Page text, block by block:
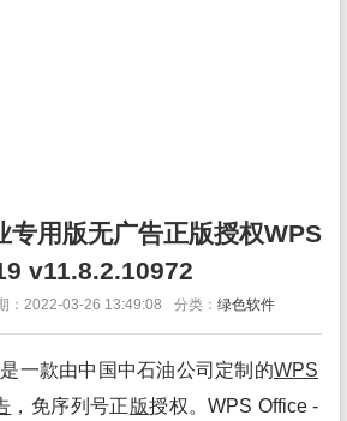
专用版无广告正版授权WPS
v11.8.2.10972
：2022-03-26 13:49:08 分类： 绿色软件
是一款由中国中石油公司定制的WPS
，免序列号正版授权。WPS Office -